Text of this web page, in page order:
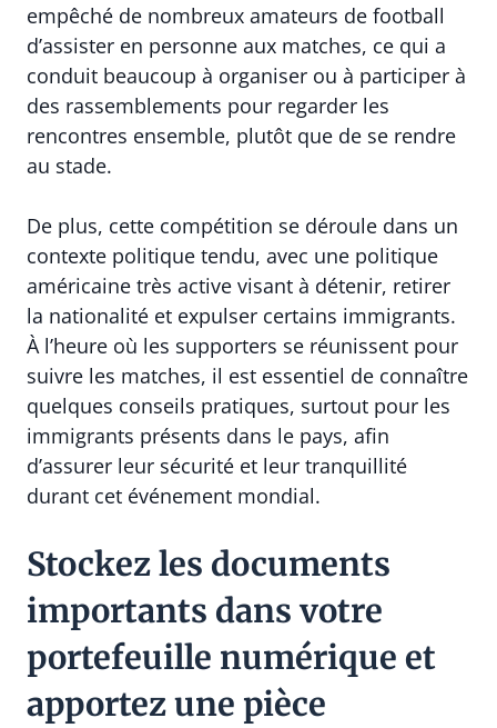
empêché de nombreux amateurs de football
d’assister en personne aux matches, ce qui a
conduit beaucoup à organiser ou à participer à
des rassemblements pour regarder les
rencontres ensemble, plutôt que de se rendre
au stade.
De plus, cette compétition se déroule dans un
contexte politique tendu, avec une politique
américaine très active visant à détenir, retirer
la nationalité et expulser certains immigrants.
À l’heure où les supporters se réunissent pour
suivre les matches, il est essentiel de connaître
quelques conseils pratiques, surtout pour les
immigrants présents dans le pays, afin
d’assurer leur sécurité et leur tranquillité
durant cet événement mondial.
Stockez les documents
importants dans votre
portefeuille numérique et
apportez une pièce